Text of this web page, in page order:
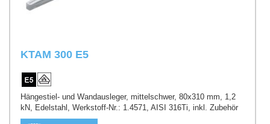
KTAM 300 E5
Hängestiel- und Wandausleger, mittelschwer, 80x310 mm, 1,2
kN, Edelstahl, Werkstoff-Nr.: 1.4571, AISI 316Ti, inkl. Zubehör